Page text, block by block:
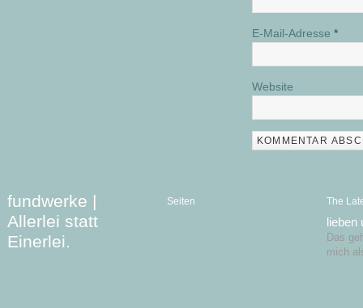
E-Mail-Adresse *
Website
fundwerke |
Allerlei statt
Einerlei.
Seiten The
lieben
Das
mich